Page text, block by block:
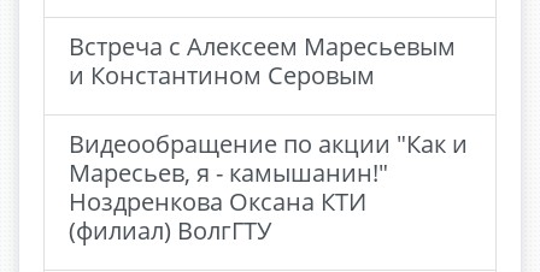
Встреча с Алексеем Маресьевым
и Константином Серовым
Видеообращение по акции "Как и
Маресьев, я - камышанин!"
Ноздренкова Оксана КТИ
(филиал) ВолгГТУ